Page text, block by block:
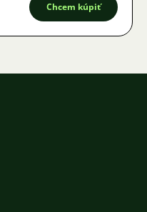
Chcem kúpiť